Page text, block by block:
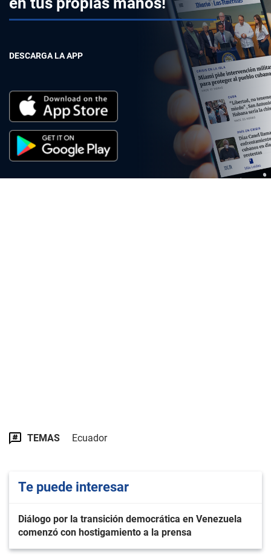
DESCARGA LA APP
TEMAS Ecuador
Te puede interesar
Diálogo por la transición democrática en Venezuela
comenzó con hostigamiento a la prensa